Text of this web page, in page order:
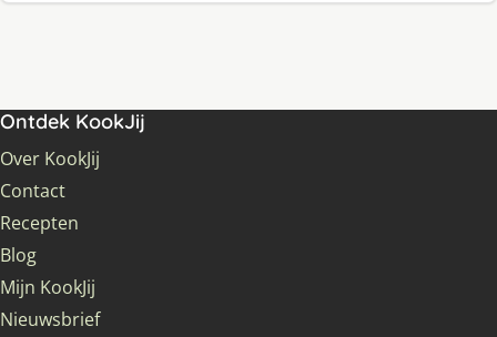
Ontdek KookJij
Over KookJij
Contact
Recepten
Blog
Mijn KookJij
Nieuwsbrief